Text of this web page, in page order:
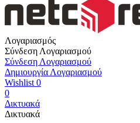
Λογαριασμός
Σύνδεση Λογαριασμού
Σύνδεση Λογαριασμού
Δημιουργία Λογαριασμού
Wishlist 0
0
Δικτυακά
Δικτυακά